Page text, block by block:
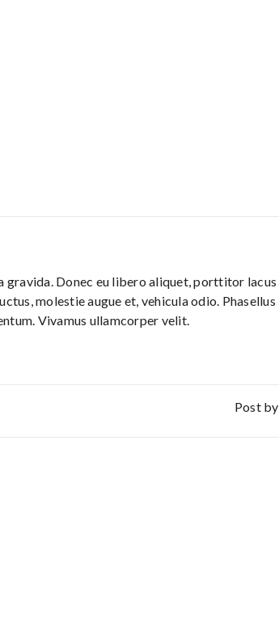
gravida. Donec eu libero aliquet, porttitor lacus
molestie augue et, vehicula odio. Phasellus
Vivamus ullamcorper velit.
Post by